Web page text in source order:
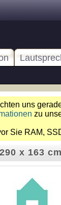
uns
zu
Sie RAM,
x 163